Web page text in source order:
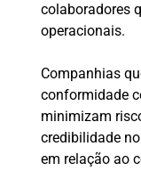
colaboradores
operacionais.
Companhias
conformidade
minimizam
credibilidade
em relação ao